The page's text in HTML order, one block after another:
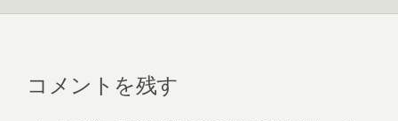
コメントを残す